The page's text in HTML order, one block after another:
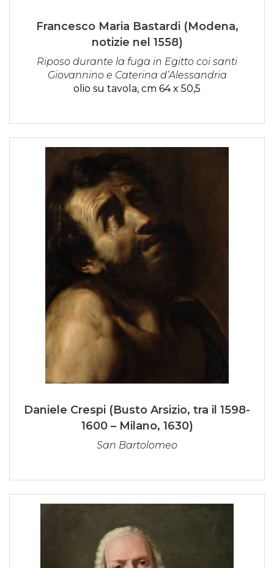
Francesco Maria Bastardi (Modena,
notizie nel 1558)
Riposo durante la fuga in Egitto coi santi
Giovannino e Caterina d’Alessandria
olio su tavola, cm 64 x 50,5
Daniele Crespi (Busto Arsizio, tra il 1598-
1600 – Milano, 1630)
San Bartolomeo